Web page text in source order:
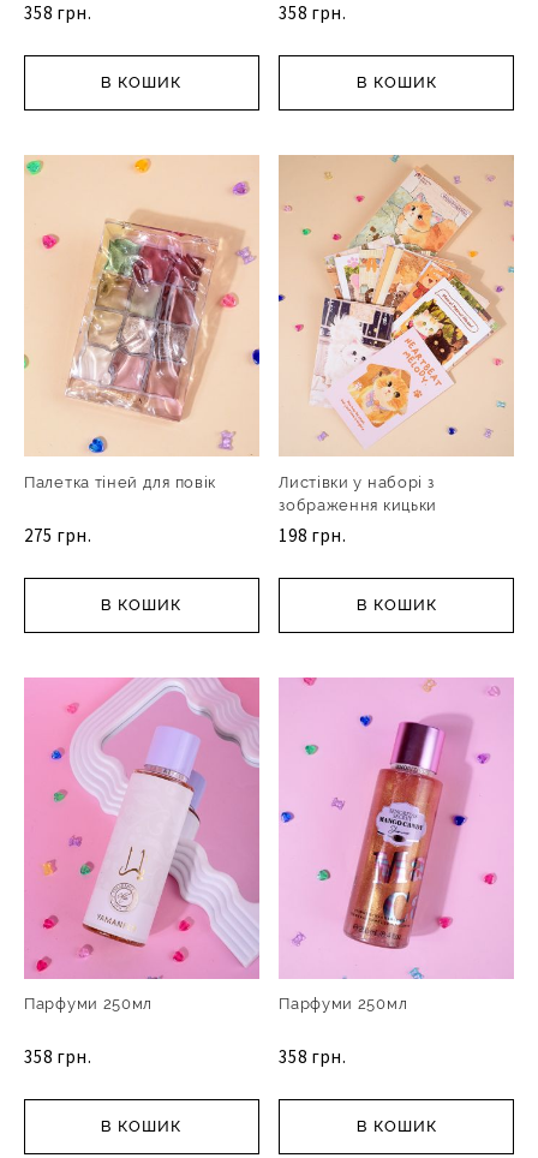
358 грн.
В КОШИК
358 грн.
В КОШИК
Палетка тіней для повік
275 грн.
В КОШИК
Листівки у наборі з
зображення кицьки
198 грн.
В КОШИК
Парфуми 250мл
358 грн.
В КОШИК
Парфуми 250мл
358 грн.
В КОШИК